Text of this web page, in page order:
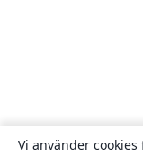
Vi använder